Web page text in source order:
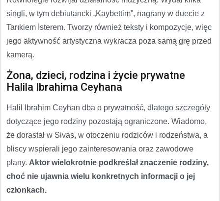
singli, w tym debiutancki „Kaybettim”, nagrany w duecie z
Tarıkiem İsterem. Tworzy również teksty i kompozycje, więc
jego aktywność artystyczna wykracza poza samą grę przed
kamerą.
Żona, dzieci, rodzina i życie prywatne
Halila Ibrahima Ceyhana
Halil Ibrahim Ceyhan dba o prywatność, dlatego szczegóły
dotyczące jego rodziny pozostają ograniczone. Wiadomo,
że dorastał w Sivas, w otoczeniu rodziców i rodzeństwa, a
bliscy wspierali jego zainteresowania oraz zawodowe
plany. Aktor wielokrotnie podkreślał znaczenie rodziny,
choć nie ujawnia wielu konkretnych informacji o jej
członkach.